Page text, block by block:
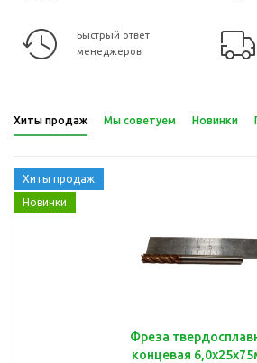
Быстрый ответ
менеджеров
Хиты продаж Мы советуем Новинки
Хиты продаж
Новинки
Фреза
концевая